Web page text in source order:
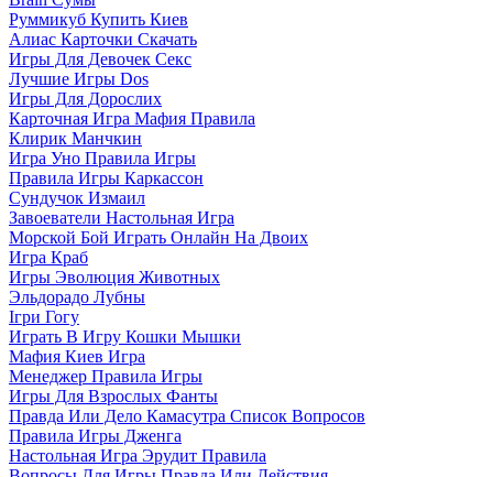
Руммикуб Купить Киев
Алиас Карточки Скачать
Игры Для Девочек Секс
Лучшие Игры Dos
Игры Для Дорослих
Карточная Игра Мафия Правила
Клирик Манчкин
Игра Уно Правила Игры
Правила Игры Каркассон
Сундучок Измаил
Завоеватели Настольная Игра
Морской Бой Играть Онлайн На Двоих
Игра Краб
Игры Эволюция Животных
Эльдорадо Лубны
Ігри Гогу
Играть В Игру Кошки Мышки
Мафия Киев Игра
Менеджер Правила Игры
Игры Для Взрослых Фанты
Правда Или Дело Камасутра Список Вопросов
Правила Игры Дженга
Настольная Игра Эрудит Правила